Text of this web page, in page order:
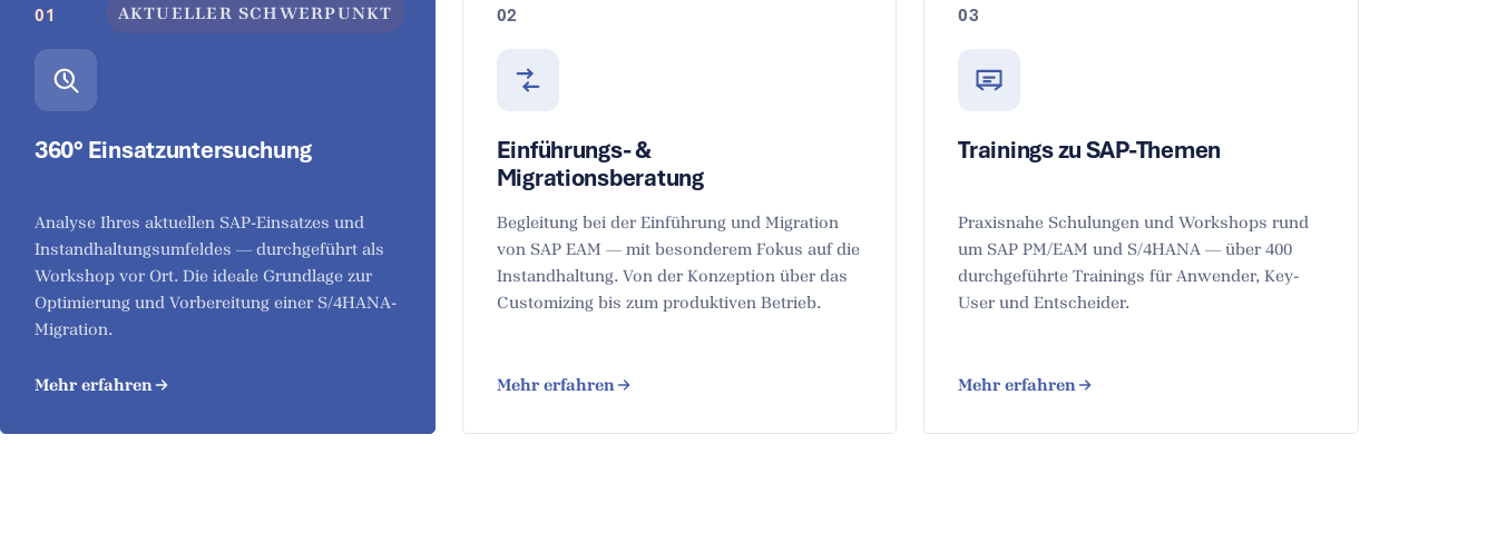
AKTUELLER SCHWERPUNKT
01
360° Einsatzuntersuchung
Analyse Ihres aktuellen SAP-Einsatzes und
Instandhaltungsumfeldes — durchgeführt als
Workshop vor Ort. Die ideale Grundlage zur
Optimierung und Vorbereitung einer S/4HANA-
Migration.
Mehr erfahren
02
Einführungs- &
Migrationsberatung
Begleitung bei der Einführung und Migration
von SAP EAM — mit besonderem Fokus auf die
Instandhaltung. Von der Konzeption über das
Customizing bis zum produktiven Betrieb.
Mehr erfahren
03
Trainings zu SAP-Themen
Praxisnahe Schulungen und Workshops rund
um SAP PM/EAM und S/4HANA — über 400
durchgeführte Trainings für Anwender, Key-
User und Entscheider.
Mehr erfahren